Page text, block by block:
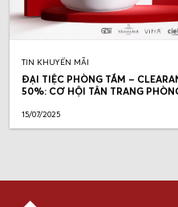
TIN KHUYẾN MÃI
ĐẠI TIỆC PHÒNG TẮM –
50%: CƠ HỘI TÂN TRANG
15/07/2025